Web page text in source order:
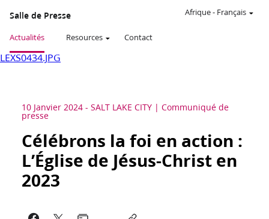
Salle de Presse
Actualités Resources Contact
Afrique- Français
LEXS0434.JPG
10 Janvier 2024 - SALT LAKE CITY Communiqué de
presse
Célébrons la foi en action :
L’Église de Jésus-Christ en
2023